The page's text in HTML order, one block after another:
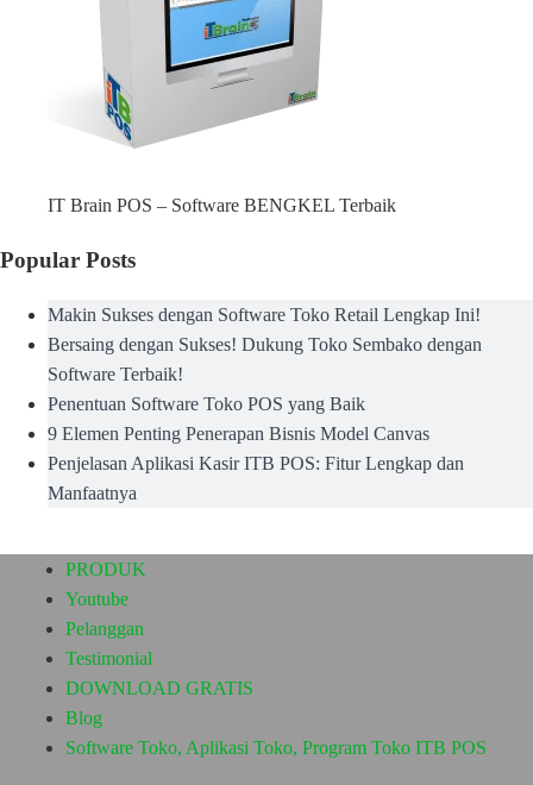
IT Brain POS – Software BENGKEL Terbaik
Popular Posts
Makin Sukses dengan Software Toko Retail Lengkap Ini!
Bersaing dengan Sukses! Dukung Toko Sembako dengan
Software Terbaik!
Penentuan Software Toko POS yang Baik
9 Elemen Penting Penerapan Bisnis Model Canvas
Penjelasan Aplikasi Kasir ITB POS: Fitur Lengkap dan
Manfaatnya
PRODUK
Youtube
Pelanggan
Testimonial
DOWNLOAD GRATIS
Blog
Software Toko, Aplikasi Toko, Program Toko ITB POS